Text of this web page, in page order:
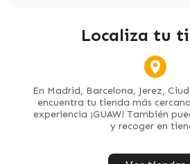
Localiza tu
En Madrid, Barcelona, Jerez,
encuentra tu tienda más
experiencia ¡GUAW! También
y recoger en